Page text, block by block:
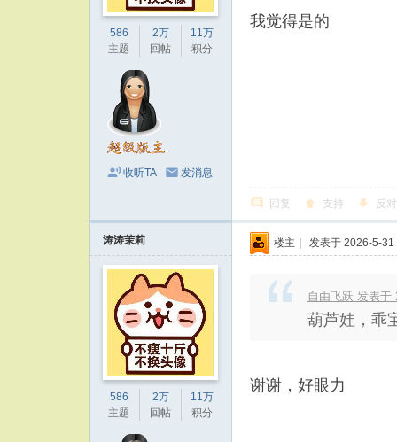
586
主题
2万
回帖
11万
积分
收听TA 发消息
我觉得是的
回复 支持 反对
涛涛茉莉
586
主题
2万
回帖
11万
积分
楼主 | 发表于 2026-5-
自由飞跃 发表于
葫芦娃，乖
谢谢，好眼力